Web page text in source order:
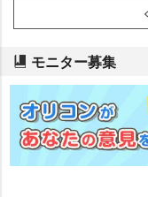
モニター募集